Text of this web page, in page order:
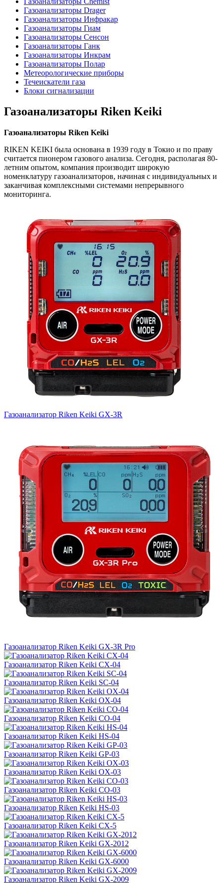
Газоанализаторы Drager
Газоанализаторы Инфракар
Газоанализаторы Гиам
Газоанализаторы Сенсон
Газоанализаторы Ганк
Газоанализаторы Инкрам
Газоанализаторы Полар
Метеорологические приборы
Течеискатели газа
Блоки сигнализации
Газоанализаторы Riken Keiki
Газоанализаторы Riken Keiki
RIKEN KEIKI была основана в 1939 году в Токио и по праву
считается пионером газового анализа. Сегодня, располагая 80-
летним опытом, компания производит широкую
номенклатуру газоанализаторов, начиная с индивидуальных и
заканчивая комплексными системами непрерывного
мониторинга.
Газоанализатор Riken Keiki GX-3R
Газоанализатор Riken Keiki GX-3R Pro
Газоанализатор Riken Keiki CX-04
Газоанализатор Riken Keiki SC-04
Газоанализатор Riken Keiki OX-04
Газоанализатор Riken Keiki CO-04
Газоанализатор Riken Keiki HS-04
Газоанализатор Riken Keiki GP-03
Газоанализатор Riken Keiki OX-03
Газоанализатор Riken Keiki CO-03
Газоанализатор Riken Keiki HS-03
Газоанализатор Riken Keiki CX-5
Газоанализатор Riken Keiki GX-2012
Газоанализатор Riken Keiki GX-6000
Газоанализатор Riken Keiki GX-2009